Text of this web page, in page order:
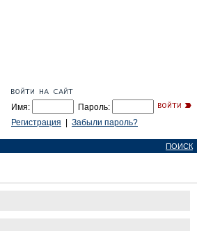
Имя:
Пароль:
Регистрация
Забыли пароль?
ПОИСК